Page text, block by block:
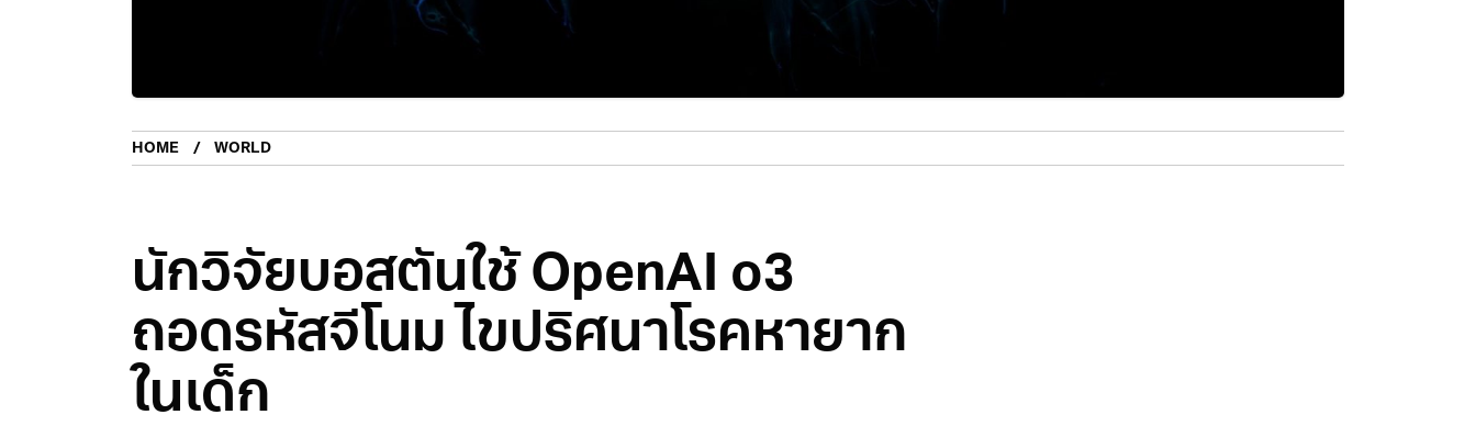
HOME WORLD
นักวิจัยบอสตันใช้ OpenAI o3
ถอดรหัสจีโนม ไขปริศนาโรคหายาก
ในเด็ก